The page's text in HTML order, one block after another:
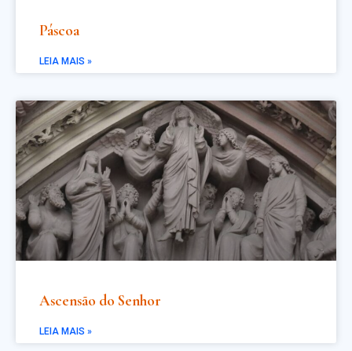
Páscoa
LEIA MAIS »
Ascensão do Senhor
LEIA MAIS »